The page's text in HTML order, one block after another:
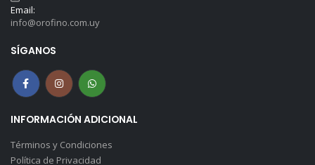
Email:
info@orofino.com.uy
SÍGANOS
INFORMACIÓN ADICIONAL
Términos y Condiciones
Política de Privacidad